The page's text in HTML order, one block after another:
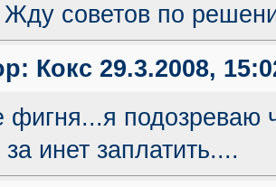
советов по
Кокс 29.3.2008,
фигня...я подозреваю
инет заплатить....